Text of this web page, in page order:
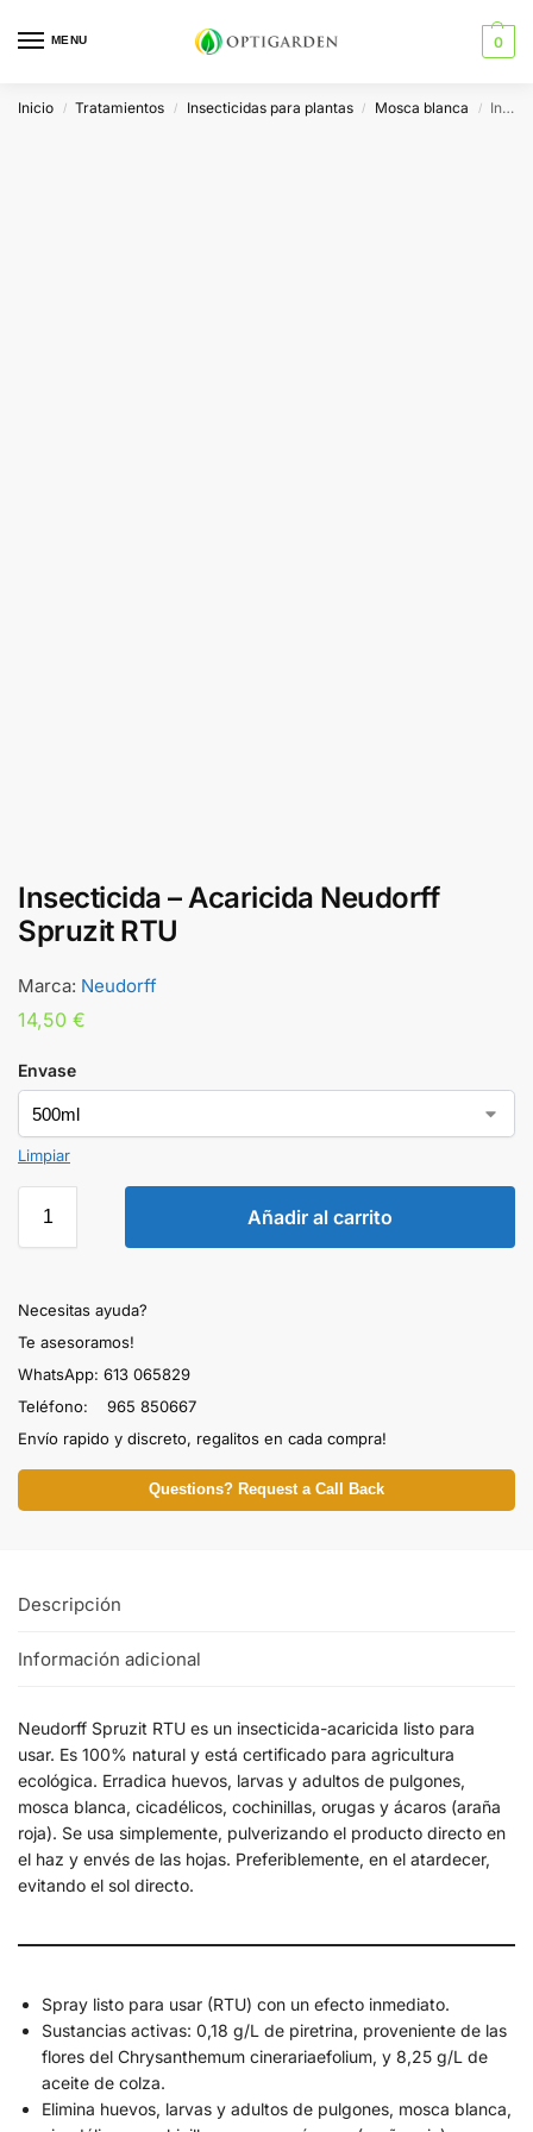
MENU 0
Inicio / Tratamientos / Insecticidas para plantas / Mosca blanca / Insecticida – Acaricida Neudorff Spruzit RTU
Insecticida – Acaricida Neudorff
Spruzit RTU
Marca: Neudorff
14,50 €
Envase
Limpiar
Añadir al carrito
Necesitas ayuda?
Te asesoramos!
WhatsApp: 613 065829
Teléfono: 965 850667
Envío rapido y discreto, regalitos en cada compra!
Questions? Request a Call Back
Descripción
Información adicional
Neudorff Spruzit RTU es un insecticida-acaricida listo para
usar. Es 100% natural y está certificado para agricultura
ecológica. Erradica huevos, larvas y adultos de pulgones,
mosca blanca, cicadélicos, cochinillas, orugas y ácaros (araña
roja). Se usa simplemente, pulverizando el producto directo en
el haz y envés de las hojas. Preferiblemente, en el atardecer,
evitando el sol directo.
Spray listo para usar (RTU) con un efecto inmediato.
Sustancias activas: 0,18 g/L de piretrina, proveniente de las
flores del Chrysanthemum cinerariaefolium, y 8,25 g/L de
aceite de colza.
Elimina huevos, larvas y adultos de pulgones, mosca blanca,